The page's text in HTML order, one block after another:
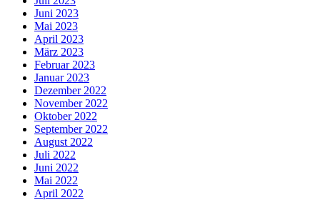
Juni 2023
Mai 2023
April 2023
März 2023
Februar 2023
Januar 2023
Dezember 2022
November 2022
Oktober 2022
September 2022
August 2022
Juli 2022
Juni 2022
Mai 2022
April 2022